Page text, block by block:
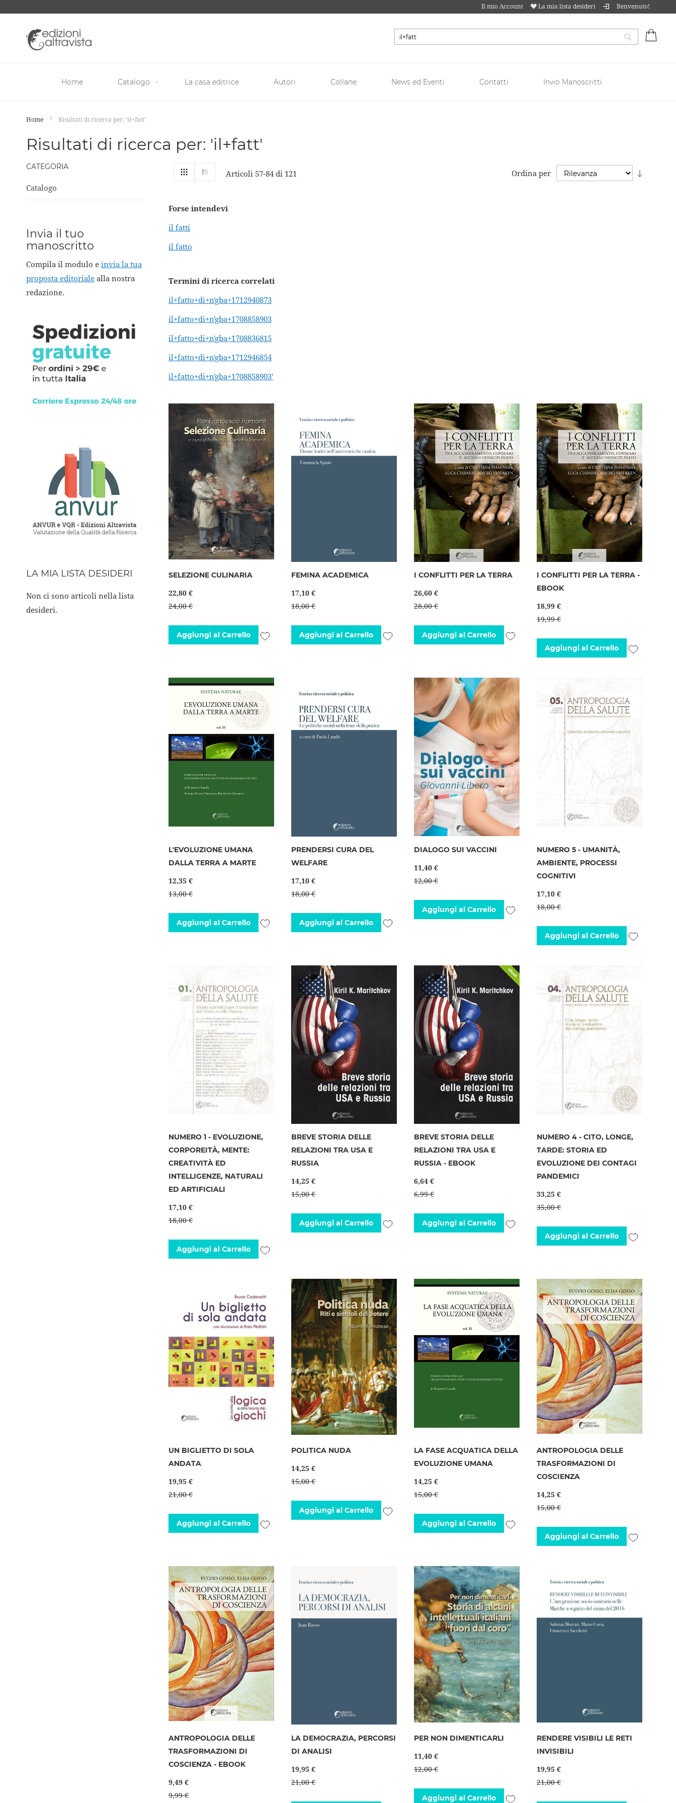
Il mio Account La mia lista desideri Benvenuto!
contenuto
Home Catalogo La casa editrice Autori Collane News ed Eventi Contatti Invio Manoscritti
Home Risultati di ricerca per: 'il+fatt'
Risultati di ricerca per: 'il+fatt'
Mostra
come
Griglia Articoli 57-84di 121 Ordina per
Forse intendevi
il fatti
il fatto
Termini di ricerca correlati
il+fatto+di+n'gba+1712940873
il+fatto+di+n'gba+1708858903
il+fatto+di+n'gba+1708836815
il+fatto+di+n'gba+1712946854
il+fatto+di+n'gba+1708858903'
SELEZIONE CULINARIA
22,80 €
24,00 €
Aggiungi al Carrello
Aggiungi
desideri
FEMINA ACADEMICA
17,10 €
18,00 €
Aggiungi al Carrello
Aggiungi
desideri
I CONFLITTI PER LA TERRA
26,60 €
28,00 €
Aggiungi al Carrello
Aggiungi
I CONFLITTI PER LA TERRA -
EBOOK
18,99 €
19,99 €
Aggiungi al Carrello
Aggiungi
L'EVOLUZIONE UMANA
DALLA TERRA A MARTE
12,35 €
13,00 €
Aggiungi al Carrello
Aggiungi
PRENDERSI CURA DEL
WELFARE
17,10 €
18,00 €
Aggiungi al Carrello
Aggiungi
DIALOGO SUI VACCINI
11,40 €
12,00 €
Aggiungi al Carrello
Aggiungi
NUMERO 5 - UMANITÀ,
AMBIENTE, PROCESSI
COGNITIVI
17,10 €
18,00 €
Aggiungi al Carrello
Aggiungi
NUMERO 1 - EVOLUZIONE,
CORPOREITÀ, MENTE:
CREATIVITÀ ED
INTELLIGENZE, NATURALI
ED ARTIFICIALI
17,10 €
18,00 €
Aggiungi al Carrello
Aggiungi
desideri
BREVE STORIA DELLE
RELAZIONI TRA USA E
RUSSIA
14,25 €
15,00 €
Aggiungi al Carrello
Aggiungi
BREVE STORIA DELLE
RELAZIONI TRA USA E
RUSSIA - EBOOK
6,64 €
6,99 €
Aggiungi al Carrello
Aggiungi
NUMERO 4 - CITO, LONGE,
TARDE: STORIA ED
EVOLUZIONE DEI CONTAGI
PANDEMICI
33,25 €
35,00 €
Aggiungi al Carrello
Aggiungi
desideri
UN BIGLIETTO DI SOLA
ANDATA
19,95 €
21,00 €
Aggiungi al Carrello
Aggiungi
desideri
POLITICA NUDA
14,25 €
15,00 €
Aggiungi al Carrello
Aggiungi
LA FASE ACQUATICA DELLA
EVOLUZIONE UMANA
14,25 €
15,00 €
Aggiungi al Carrello
Aggiungi
desideri
ANTROPOLOGIA DELLE
TRASFORMAZIONI DI
COSCIENZA
14,25 €
15,00 €
Aggiungi al Carrello
Aggiungi
ANTROPOLOGIA DELLE
TRASFORMAZIONI DI
COSCIENZA - EBOOK
9,49 €
9,99 €
LA DEMOCRAZIA, PERCORSI
DI ANALISI
19,95 €
21,00 €
PER NON DIMENTICARLI
11,40 €
12,00 €
Aggiungi al Carrello Aggiungi
RENDERE VISIBILI LE RETI
INVISIBILI
19,95 €
21,00 €
CATEGORIA
Catalogo
Invia il tuo
manoscritto
Compila il modulo e invia la tua
proposta editoriale alla nostra
redazione.
LA MIA LISTA DESIDERI
Non ci sono articoli nella lista
desideri.